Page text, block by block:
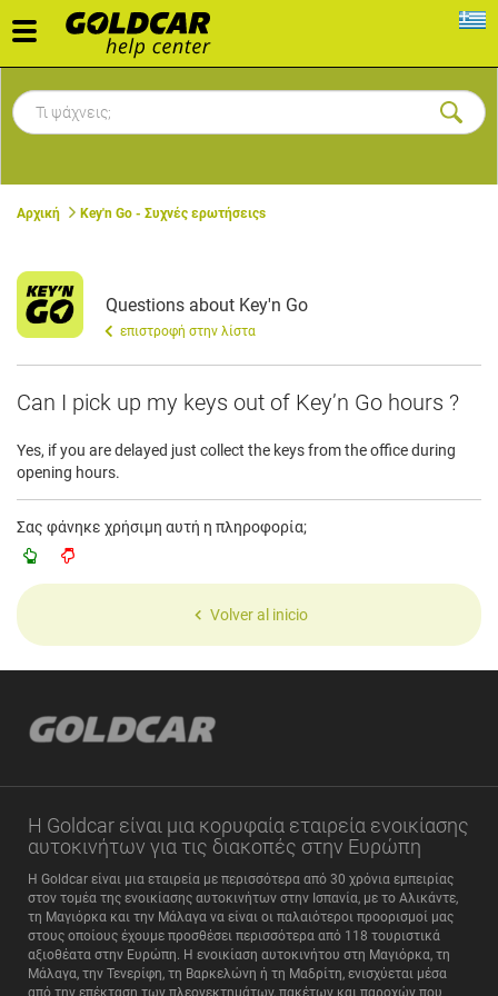
Toggle
navigation
Αρχική Key'n Go - Συχνές ερωτήσειςs
Questions about Key'n Go
επιστροφή στην λίστα
Can I pick up my keys out of Key’n Go hours ?
Yes, if you are delayed just collect the keys from the office during
opening hours.
Σας φάνηκε χρήσιμη αυτή η πληροφορία;
Volver al inicio
Η Goldcar είναι μια κορυφαία εταιρεία ενοικίασης
αυτοκινήτων για τις διακοπές στην Ευρώπη
Η Goldcar είναι μια εταιρεία με περισσότερα από 30 χρόνια εμπειρίας
στον τομέα της ενοικίασης αυτοκινήτων στην Ισπανία, με το Αλικάντε,
τη Μαγιόρκα και την Μάλαγα να είναι οι παλαιότεροι προορισμοί μας
στους οποίους έχουμε προσθέσει περισσότερα από 118 τουριστικά
αξιοθέατα στην Ευρώπη. Η ενοικίαση αυτοκινήτου στη Μαγιόρκα, τη
Μάλαγα, την Τενερίφη, τη Βαρκελώνη ή τη Μαδρίτη, ενισχύεται μέσα
από την επέκταση των πλεονεκτημάτων, πακέτων και παροχών που